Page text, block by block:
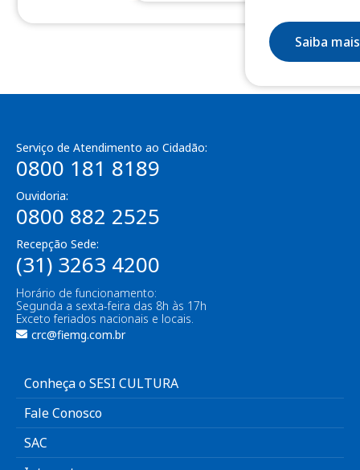
Saiba mais
Serviço de Atendimento ao Cidadão:
0800 181 8189
Ouvidoria:
0800 882 2525
Recepção Sede:
(31) 3263 4200
Horário de funcionamento:
Segunda a sexta-feira das 8h às 17h
Exceto feriados nacionais e locais.
crc@fiemg.com.br
Conheça o SESI CULTURA
Fale Conosco
SAC